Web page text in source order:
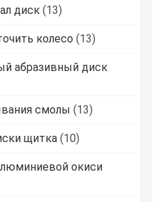
диск (13)
колесо (13)
абразивный диск
смолы (13)
щитка (10)
окиси